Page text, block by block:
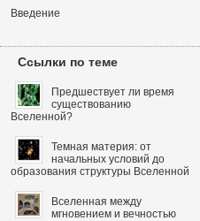
Введение
Ссылки по теме
Предшествует ли время
существованию
Вселенной?
Темная материя: от
начальных условий до
образования структуры Вселенной
Вселенная между
мгновением и вечностью